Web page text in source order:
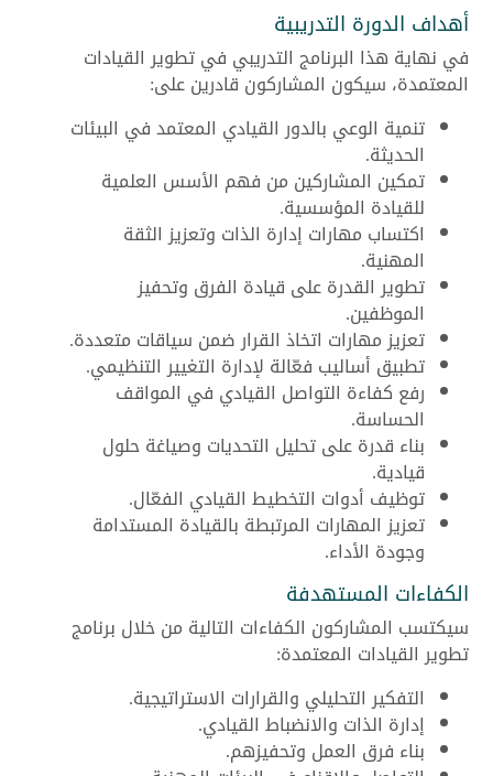
أهداف الدورة التدريبية
في نهاية هذا البرنامج التدريبي في تطوير القيادات
المعتمدة، سيكون المشاركون قادرين على:
تنمية الوعي بالدور القيادي المعتمد في البيئات
الحديثة.
تمكين المشاركين من فهم الأسس العلمية
للقيادة المؤسسية.
اكتساب مهارات إدارة الذات وتعزيز الثقة
المهنية.
تطوير القدرة على قيادة الفرق وتحفيز
الموظفين.
تعزيز مهارات اتخاذ القرار ضمن سياقات متعددة.
تطبيق أساليب فعّالة لإدارة التغيير التنظيمي.
رفع كفاءة التواصل القيادي في المواقف
الحساسة.
بناء قدرة على تحليل التحديات وصياغة حلول
قيادية.
توظيف أدوات التخطيط القيادي الفعّال.
تعزيز المهارات المرتبطة بالقيادة المستدامة
وجودة الأداء.
الكفاءات المستهدفة
سيكتسب المشاركون الكفاءات التالية من خلال برنامج
تطوير القيادات المعتمدة:
التفكير التحليلي والقرارات الاستراتيجية.
إدارة الذات والانضباط القيادي.
بناء فرق العمل وتحفيزهم.